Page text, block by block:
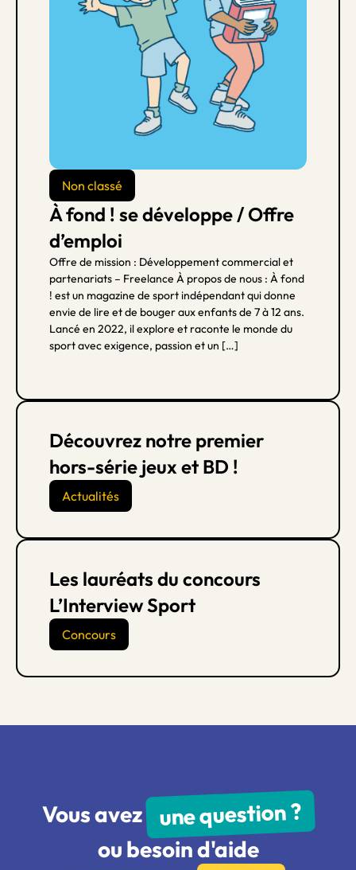
Non classé
À fond ! se développe / Offre
d’emploi
Offre de mission : Développement commercial et
partenariats – Freelance À propos de nous : À fond
! est un magazine de sport indépendant qui donne
envie de lire et de bouger aux enfants de 7 à 12 ans.
Lancé en 2022, il explore et raconte le monde du
sport avec exigence, passion et un […]
Découvrez notre premier
hors-série jeux et BD !
Actualités
Les lauréats du concours
L’Interview Sport
Concours
Vous avez une question ?
ou besoin d'aide